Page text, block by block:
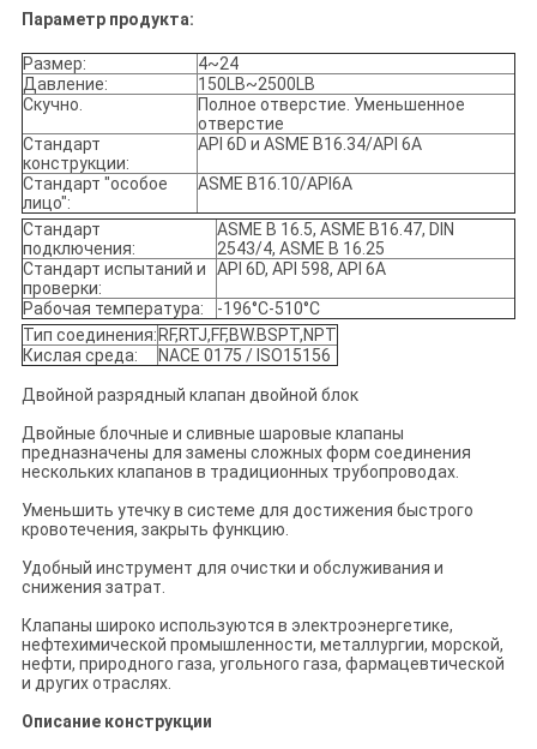
Параметр продукта:
Размер:
4~24
Давление:
150LB~2500LB
Скучно.
Полное отверстие. Уменьшенное
отверстие
Стандарт
конструкции:
API 6D и ASME B16.34/API 6A
Стандарт "особое
лицо":
ASME B16.10/API6A
Стандарт
подключения:
ASME B 16.5, ASME B16.47, DIN
2543/4, ASME B 16.25
Стандарт испытаний и
проверки:
API 6D, API 598, API 6A
Рабочая температура:
-196°C-510°C
Тип соединения: RF,RTJ,FF,BW.BSPT,NPT
Кислая среда:
NACE 0175 / ISO15156
Двойной разрядный клапан двойной блок
Двойные блочные и сливные шаровые клапаны
предназначены для замены сложных форм соединения
нескольких клапанов в традиционных трубопроводах.
Уменьшить утечку в системе для достижения быстрого
кровотечения, закрыть функцию.
Удобный инструмент для очистки и обслуживания и
снижения затрат.
Клапаны широко используются в электроэнергетике,
нефтехимической промышленности, металлургии, морской,
нефти, природного газа, угольного газа, фармацевтической
и других отраслях.
Описание конструкции